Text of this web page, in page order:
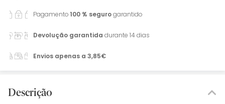
Pagamento100 % segurogarantido
Devolução garantida durante 14 dias
Envios apenas a 3,85€
Descrição